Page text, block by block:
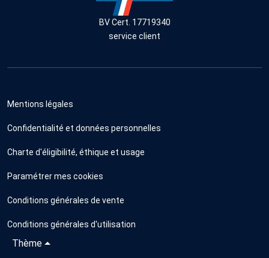
BV Cert. 17719340
service client
Mentions légales
Confidentialité et données personnelles
Charte d'éligibilité, éthique et usage
Paramétrer mes cookies
Conditions générales de vente
Conditions générales d'utilisation
Thème